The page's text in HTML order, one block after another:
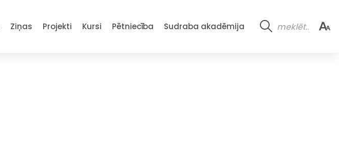
Ziņas Projekti Kursi Pētniecība Sudraba akadēmija